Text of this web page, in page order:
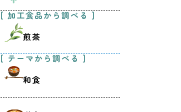
[ 加工食品から調べる ]
煎茶
[ テーマから調べる ]
和食